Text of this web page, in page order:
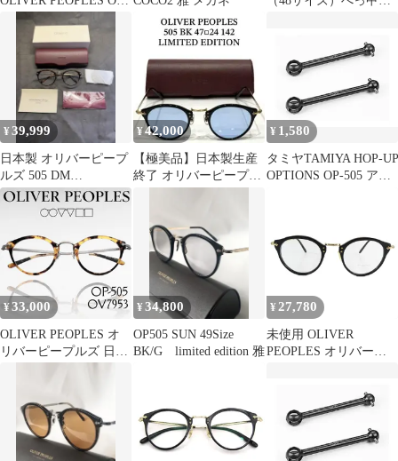
505 眼鏡 VOT
¥39,999
日本製 オリバーピープ
ルズ 505 DM
LimitedEdition 雅 調光
¥42,000
【極美品】日本製生産
終了 オリバーピープル
¥ 1,580
タミヤTAMIYA HOP-UP
OPTIONS OP-505 アッ
¥33,000
OLIVER PEOPLES オ
リバーピープルズ 日本
べっ甲調 メガネフレー
ム 眼鏡 アイウェア
OV7953 定価3.4万 ブラ
ウン 47□24
¥34,800
OP505 SUN 49Size
BK/G limited edition 雅
¥ 27,780
未使用 OLIVER
PEOPLES オリバーピ
トン メガネ アイウェア
OV5184 1005L 47□24 ブ
ラック メンズ 古着 中
古 USED